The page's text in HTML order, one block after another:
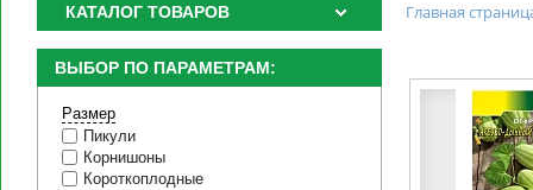
КАТАЛОГ ТОВАРОВ
ВЫБОР ПО ПАРАМЕТРАМ:
Размер
Пикули
Корнишоны
Короткоплодные
Главная